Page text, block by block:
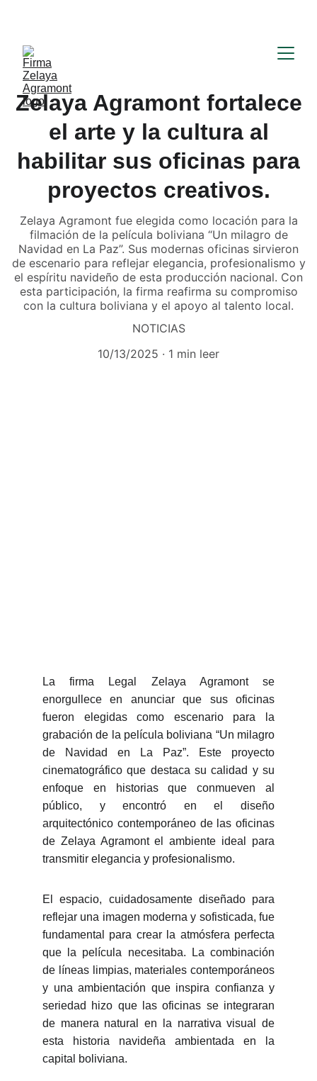
Zelaya Agramont fortalece
el arte y la cultura al
habilitar sus oficinas para
proyectos creativos.
Zelaya Agramont fue elegida como locación para la
filmación de la película boliviana “Un milagro de
Navidad en La Paz”. Sus modernas oficinas sirvieron
de escenario para reflejar elegancia, profesionalismo y
el espíritu navideño de esta producción nacional. Con
esta participación, la firma reafirma su compromiso
con la cultura boliviana y el apoyo al talento local.
NOTICIAS
10/13/2025
1 min leer
La firma Legal Zelaya Agramont se
enorgullece en anunciar que sus oficinas
fueron elegidas como escenario para la
grabación de la película boliviana “Un milagro
de Navidad en La Paz”. Este proyecto
cinematográfico que destaca su calidad y su
enfoque en historias que conmueven al
público, y encontró en el diseño
arquitectónico contemporáneo de las oficinas
de Zelaya Agramont el ambiente ideal para
transmitir elegancia y profesionalismo.
El espacio, cuidadosamente diseñado para
reflejar una imagen moderna y sofisticada, fue
fundamental para crear la atmósfera perfecta
que la película necesitaba. La combinación
de líneas limpias, materiales contemporáneos
y una ambientación que inspira confianza y
seriedad hizo que las oficinas se integraran
de manera natural en la narrativa visual de
esta historia navideña ambientada en la
capital boliviana.